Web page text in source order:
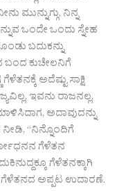
ಮುನ್ನುಗ್ಗು, ನಿನ್ನ
ಒಂದೇ ಒಂದು ಸ್ನೇಹ
ಬದುಕನ್ನು
ಬಂದ ಕುಚೇಲನಿಗೆ
ಅದೆಷ್ಟು ಸಾಕ್ಷಿ
ಇವನು ರಾಜನಲ್ಲ.
ಅದಾವುದನ್ನು
“ನಿನ್ನೊಂದಿಗೆ
ಗೆಳೆತನ
ಗೆಳೆತನಕ್ಕಾಗಿ
ಗೆಳೆತನದ ಅಪ್ಪಟ ಉದಾರಣೆ.